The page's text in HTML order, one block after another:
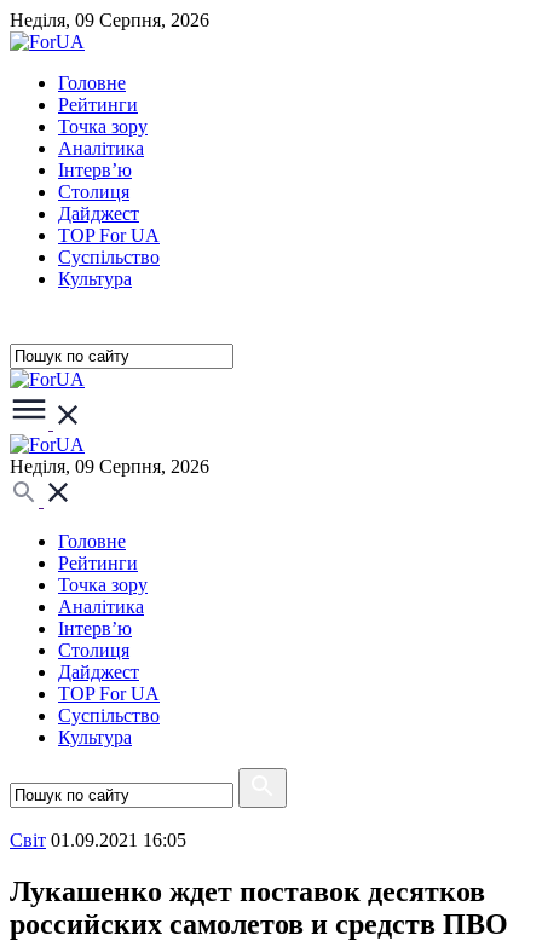
Неділя, 09 Серпня, 2026
Головне
Рейтинги
Точка зору
Аналітика
Інтерв’ю
Столиця
Дайджест
TOP For UA
Суспiльство
Культура
Неділя, 09 Серпня, 2026
Головне
Рейтинги
Точка зору
Аналітика
Інтерв’ю
Столиця
Дайджест
TOP For UA
Суспiльство
Культура
Свiт 01.09.2021 16:05
Лукашенко ждет поставок десятков
российских самолетов и средств ПВО